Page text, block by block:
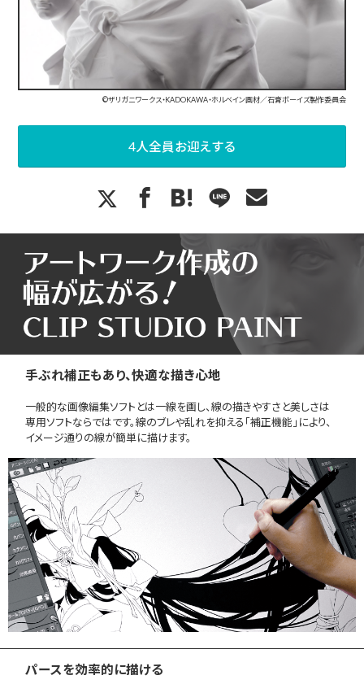
©ザリガニワークス・KADOKAWA・ホルベイン画材／石膏ボーイズ製作委員会
4人全員お迎えする
手ぶれ補正もあり、快適な描き心地
一般的な画像編集ソフトとは一線を画し、線の描きやすさと美しさは
専用ソフトならではです。線のブレや乱れを抑える「補正機能」により、
イメージ通りの線が簡単に描けます。
パースを効率的に描ける